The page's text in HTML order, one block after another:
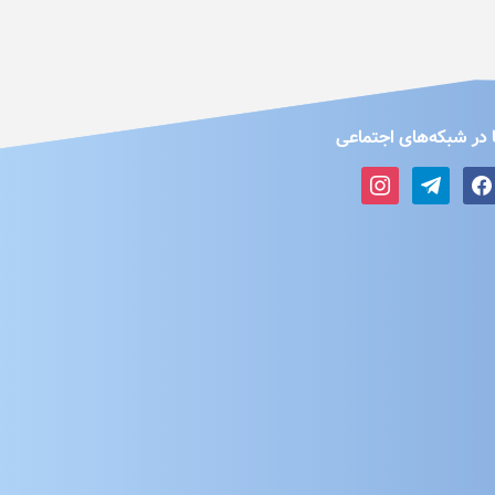
در شبکه‌های اجتماعی